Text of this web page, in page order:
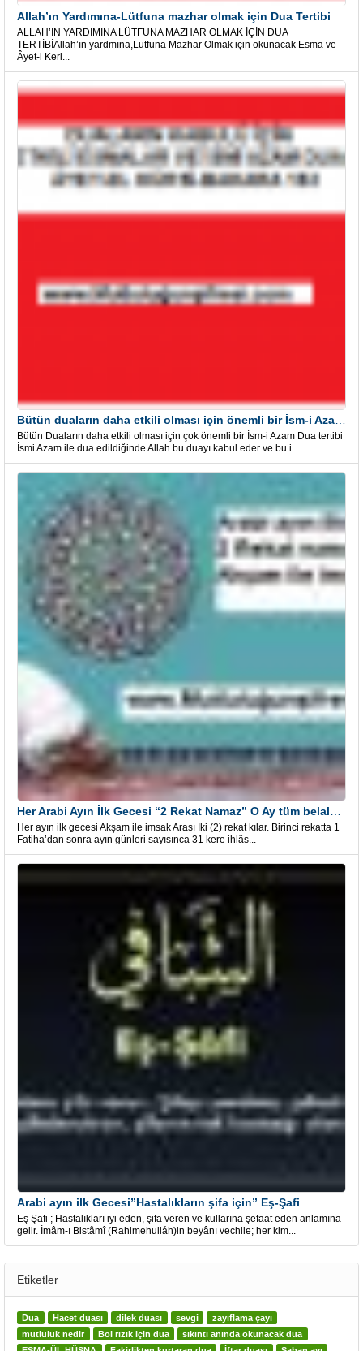
Allah’ın Yardımına-Lütfuna mazhar olmak için Dua Tertibi
ALLAH’IN YARDIMINA LÜTFUNA MAZHAR OLMAK İÇİN DUA
TERTİBİAllah’ın yardmına,Lutfuna Mazhar Olmak için okunacak Esma ve
Âyet-i Keri...
Bütün Duaların daha etkili olması için çok önemli bir İsm-i Azam Dua tertibi
İsmi Azam ile dua edildiğinde Allah bu duayı kabul eder ve bu i...
Her ayın ilk gecesi Akşam ile imsak Arası İki (2) rekat kılar. Birinci rekatta 1
Fatiha’dan sonra ayın günleri sayısınca 31 kere ihlâs...
Arabi ayın ilk Gecesi”Hastalıkların şifa için” Eş-Şafi
Eş Şafi ; Hastalıkları iyi eden, şifa veren ve kullarına şefaat eden anlamına
gelir. İmâm-ı Bistâmî (Rahimehulláh)in beyânı vechile; her kim...
Etiketler
Dua Hacet duası dilek duası sevgi
zayıflama çayı
mutluluk nedir
Bol rızık için dua
sıkıntı anında okunacak dua